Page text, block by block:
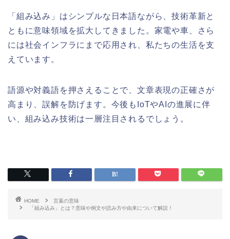
「組み込み」はシンプルな日本語ながら、技術革新と
ともに意味領域を拡大してきました。家電や車、さら
には社会インフラにまで応用され、私たちの生活を支
えています。
語源や対義語を押さえることで、文章表現の正確さが
高まり、誤解を防げます。今後もIoTやAIの進展に伴
い、組み込み技術は一層注目されるでしょう。
HOME
言葉の意味
「組み込み」とは？意味や例文や読み方や由来について解説！